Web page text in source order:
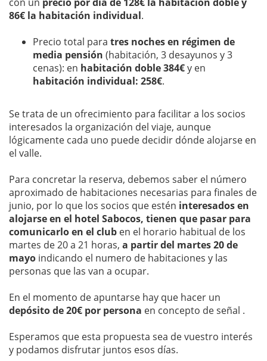
86€ la habitación individual.
Precio total para tres noches en régimen de
media pensión (habitación, 3 desayunos y 3
cenas): en habitación doble 384€y en
habitación individual: 258€.
Se trata de un ofrecimiento para facilitar a los socios
interesados la organización del viaje, aunque
lógicamente cada uno puede decidir dónde alojarse en
el valle.
Para concretar la reserva, debemos saber el número
aproximado de habitaciones necesarias para finales de
junio, por lo que los socios que estén interesados en
alojarse en el hotel Sabocos, tienen que pasar para
comunicarlo en el club en el horario habitual de los
martes de 20 a 21 horas, a partir del martes 20 de
mayo indicando el numero de habitaciones y las
personas que las van a ocupar.
En el momento de apuntarse hay que hacer un
depósito de 20€ por persona en concepto de señal .
Esperamos que esta propuesta sea de vuestro interés
y podamos disfrutar juntos esos días.